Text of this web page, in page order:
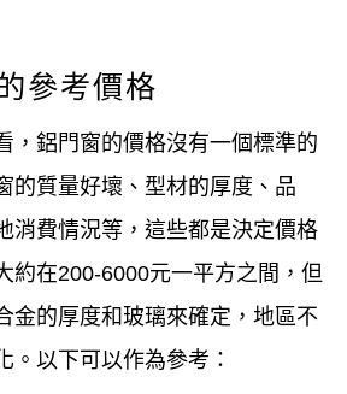
參考價格
，鋁門窗的價格沒有一個標準的
的質量好壞、型材的厚度、品
消費情況等，這些都是決定價格
約在200-6000元一平方之間，但
金的厚度和玻璃來確定，地區不
。以下可以作為參考：